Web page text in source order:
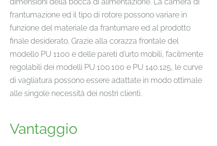
frantumazione ed il tipo di rotore possono variare in
funzione del materiale da frantumare ed al prodotto
finale desiderato. Grazie alla corazza frontale del
modello PU 1100 e delle pareti d’urto mobili, facilmente
regolabili dei modelli PU 100.100 e PU 140.125, le curve
di vagliatura possono essere adattate in modo ottimale
alle singole necessità dei nostri clienti.
Vantaggio